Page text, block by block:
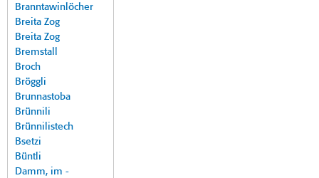
Branntawinlöcher
Breita Zog
Breita Zog
Bremstall
Broch
Bröggli
Brunnastoba
Brünnili
Brünnilistech
Bsetzi
Büntli
Damm, im -